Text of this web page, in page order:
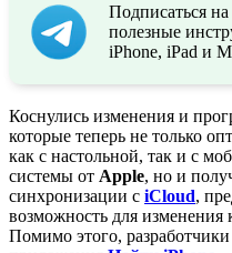
Подписаться
полезные
iPhone, iPad и
Коснулись изменения и
которые теперь не только
как с настольной, так и с
системы от Apple, но и
синхронизации с iCloud,
возможность для изменения
Помимо этого,